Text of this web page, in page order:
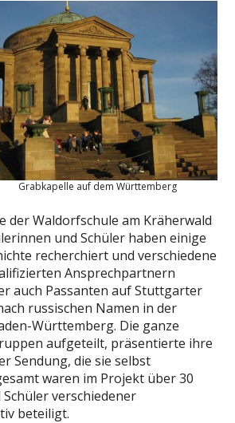
Grabkapelle auf dem Württemberg
der Waldorfschule am Kräherwald
und Schüler haben einige
recherchiert und verschiedene
Ansprechpartnern
auch Passanten auf Stuttgarter
russischen Namen in der
Württemberg. Die ganze
aufgeteilt, präsentierte ihre
Sendung, die sie selbst
waren im Projekt über 30
verschiedener
beteiligt.